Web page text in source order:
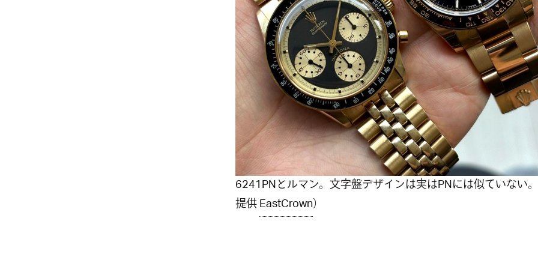
6241PNとルマン。文字盤デザインは実はPNには似ていない
提供EastCrown）